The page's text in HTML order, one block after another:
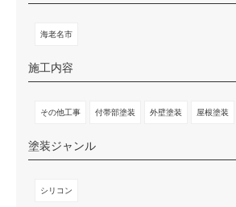
海老名市
施工内容
その他工事 付帯部塗装 外壁塗装 屋根塗装
塗装ジャンル
シリコン